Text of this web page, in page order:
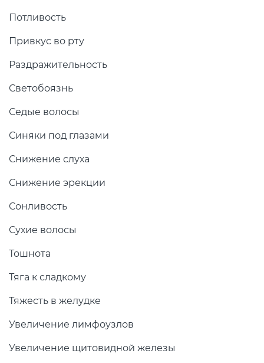
Потливость
Привкус во рту
Раздражительность
Светобоязнь
Седые волосы
Синяки под глазами
Снижение слуха
Снижение эрекции
Сонливость
Сухие волосы
Тошнота
Тяга к сладкому
Тяжесть в желудке
Увеличение лимфоузлов
Увеличение щитовидной железы